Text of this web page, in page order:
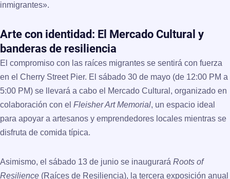
inmigrantes».
Arte con identidad: El Mercado Cultural y
banderas de resiliencia
El compromiso con las raíces migrantes se sentirá con fuerza
en el Cherry Street Pier. El sábado 30 de mayo (de 12:00 PM a
5:00 PM) se llevará a cabo el Mercado Cultural , organizado en
colaboración con el Fleisher Art Memorial, un espacio ideal
para apoyar a artesanos y emprendedores locales mientras se
disfruta de comida típica.
Asimismo, el sábado 13 de junio se inaugurará Roots of
Resilience (Raíces de Resiliencia), la tercera exposición anual